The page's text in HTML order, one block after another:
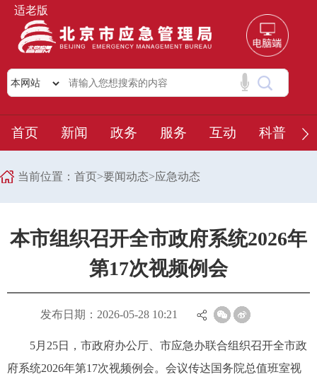
适老版
首页 新闻 政务 服务 互动 科普
当前位置： 首页>要闻动态>应急动态
本市组织召开全市政府系统2026年
第17次视频例会
发布日期：2026-05-28 10:21
5月25日，市政府办公厅、市应急办联合组织召开全市政
府系统2026年第17次视频例会。会议传达国务院总值班室视